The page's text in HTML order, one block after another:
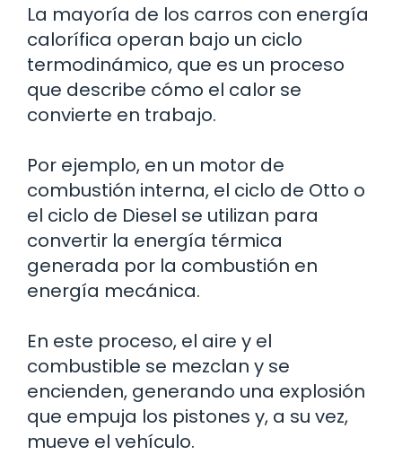
La mayoría de los carros con energía
calorífica operan bajo un ciclo
termodinámico, que es un proceso
que describe cómo el calor se
convierte en trabajo.
Por ejemplo, en un motor de
combustión interna, el ciclo de Otto o
el ciclo de Diesel se utilizan para
convertir la energía térmica
generada por la combustión en
energía mecánica.
En este proceso, el aire y el
combustible se mezclan y se
encienden, generando una explosión
que empuja los pistones y, a su vez,
mueve el vehículo.